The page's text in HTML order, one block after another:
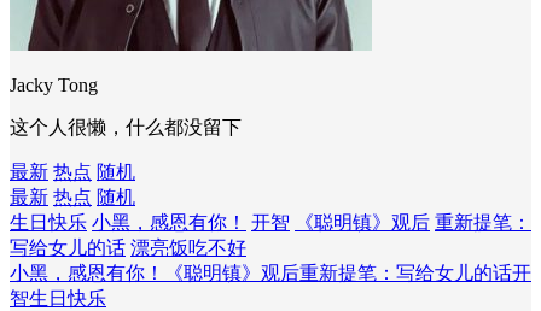
Jacky Tong
这个人很懒，什么都没留下
最新 热点 随机
最新 热点 随机
生日快乐 小黑，感恩有你！ 开智 《聪明镇》观后 重新提笔：
写给女儿的话 漂亮饭吃不好
小黑，感恩有你！
《聪明镇》观后重新提笔：写给女儿的话开
智生日快乐